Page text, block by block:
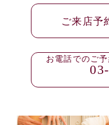
ご来店予
お電話でのご